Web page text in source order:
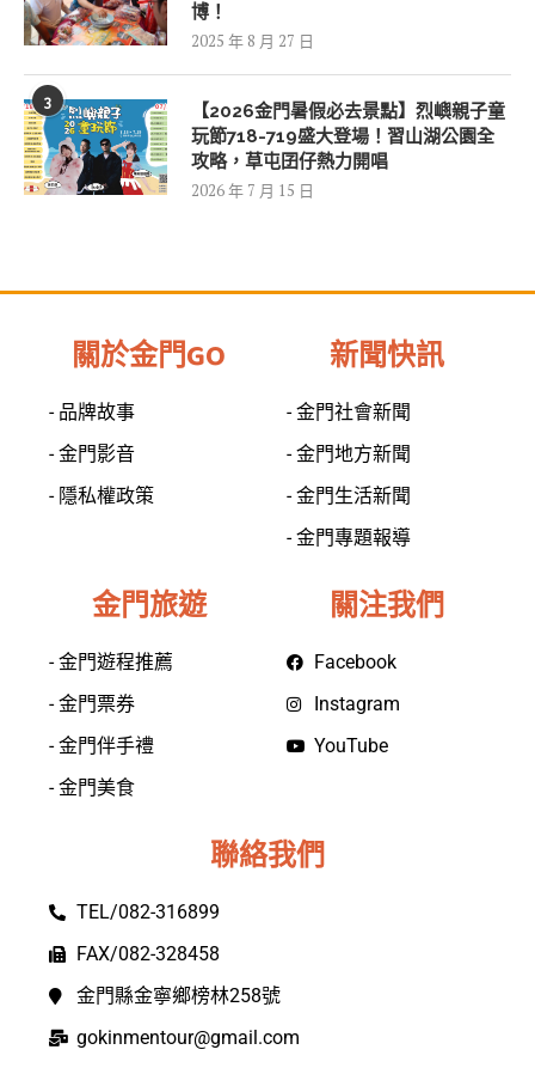
博！
2025 年 8 月 27 日
3
【2026金門暑假必去景點】烈嶼親子童
玩節718-719盛大登場！習山湖公園全
攻略，草屯囝仔熱力開唱
2026 年 7 月 15 日
關於金門GO
- 品牌故事
- 金門影音
- 隱私權政策
新聞快訊
- 金門社會新聞
- 金門地方新聞
- 金門生活新聞
- 金門專題報導
金門旅遊
- 金門遊程推薦
- 金門票券
- 金門伴手禮
- 金門美食
關注我們
Facebook
Instagram
YouTube
聯絡我們
TEL/082-316899
FAX/082-328458
金門縣金寧鄉榜林258號
gokinmentour@gmail.com